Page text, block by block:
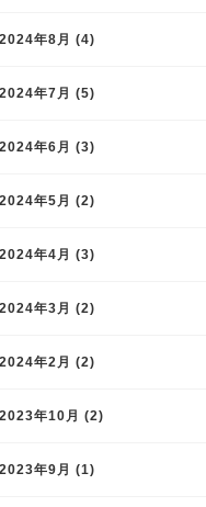
2024年8月 (4)
2024年7月 (5)
2024年6月 (3)
2024年5月 (2)
2024年4月 (3)
2024年3月 (2)
2024年2月 (2)
2023年10月 (2)
2023年9月 (1)